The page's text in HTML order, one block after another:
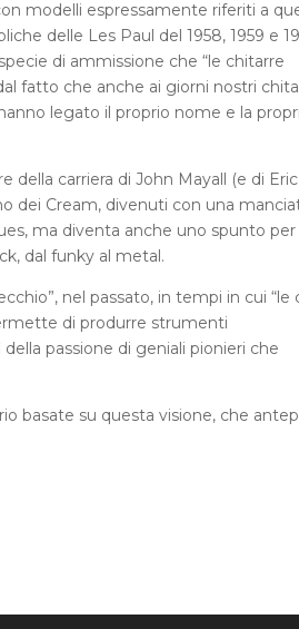
modelli espressamente riferiti a
delle Les Paul del 1958, 1959 e
di ammissione che “le chitarre
fatto che anche ai giorni nostri
legato il proprio nome e la
della carriera di John Mayall (e di Eric
dei Cream, divenuti con una
ma diventa anche uno spunto per
dal funky al metal.
nel passato, in tempi in cui “le
di produrre strumenti
passione di geniali pionieri che
basate su questa visione, che